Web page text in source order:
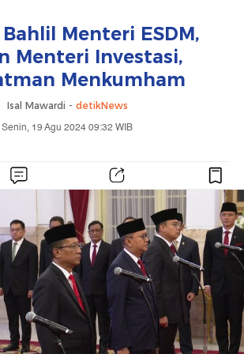
Bahlil Menteri ESDM,
Menteri Investasi,
Menkumham
Isal Mawardi - detikNews
Senin, 19 Agu 2024 09:32 WIB